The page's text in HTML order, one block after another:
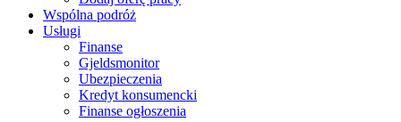
Wspólna podróż
Usługi
Finanse
Gjeldsmonitor
Ubezpieczenia
Kredyt konsumencki
Finanse ogłoszenia